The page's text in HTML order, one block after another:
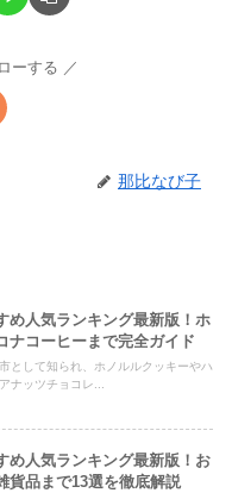
ーする
那比なび子
め人気ランキング最新版！ホ
ナコーヒーまで完全ガイド
として知られ、ホノルルクッキーやハ
ナッツチョコレ...
め人気ランキング最新版！お
貨品まで13選を徹底解説